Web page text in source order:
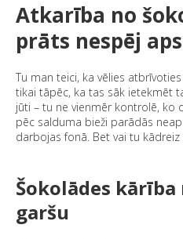
Atkarība no
prāts nespēj
Tu man teici, ka vēlies
tikai tāpēc, ka tas sāk ietekmēt
jūti – tu ne vienmēr kontrolē, ko
pēc salduma bieži parādās
darbojas fonā. Bet vai tu
Šokolādes
garšu